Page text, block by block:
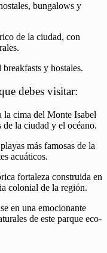
bungalows y
de la ciudad, con
y hostales.
debes visitar:
la cima del Monte Isabel
de la ciudad y el océano.
más famosas de la
acuáticos.
fortaleza construida en
colonial de la región.
en una emocionante
de este parque eco-